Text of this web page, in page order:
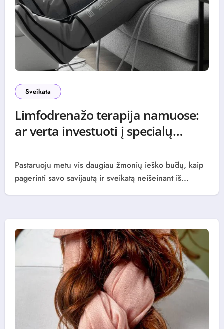
Sveikata
Limfodrenažo terapija namuose:
ar verta investuoti į specialų
Pastaruoju metu vis daugiau žmonių ieško būdų, kaip
pagerinti savo savijautą ir sveikatą neišeinant iš...